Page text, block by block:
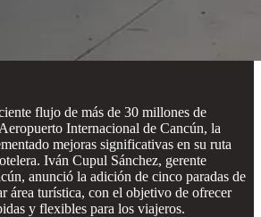
flujo de más de 30 millones de
Internacional de Cancún, la
mejoras significativas en su ruta
Iván Cupul Sánchez, gerente
anunció la adición de cinco paradas de
área turística, con el objetivo de ofrecer
y flexibles para los viajeros.